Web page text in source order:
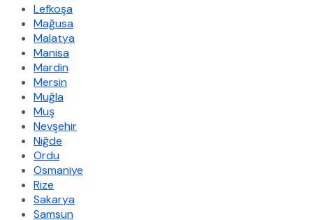
Lefkoşa
Mağusa
Malatya
Manisa
Mardin
Mersin
Muğla
Muş
Nevşehir
Niğde
Ordu
Osmaniye
Rize
Sakarya
Samsun